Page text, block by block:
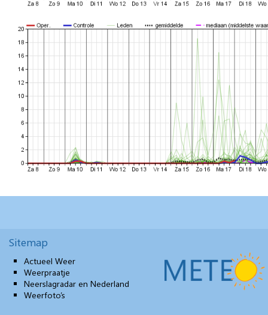
Sitemap
Actueel Weer
Weerpraatje
Neerslagradar en Nederland
Weerfoto’s